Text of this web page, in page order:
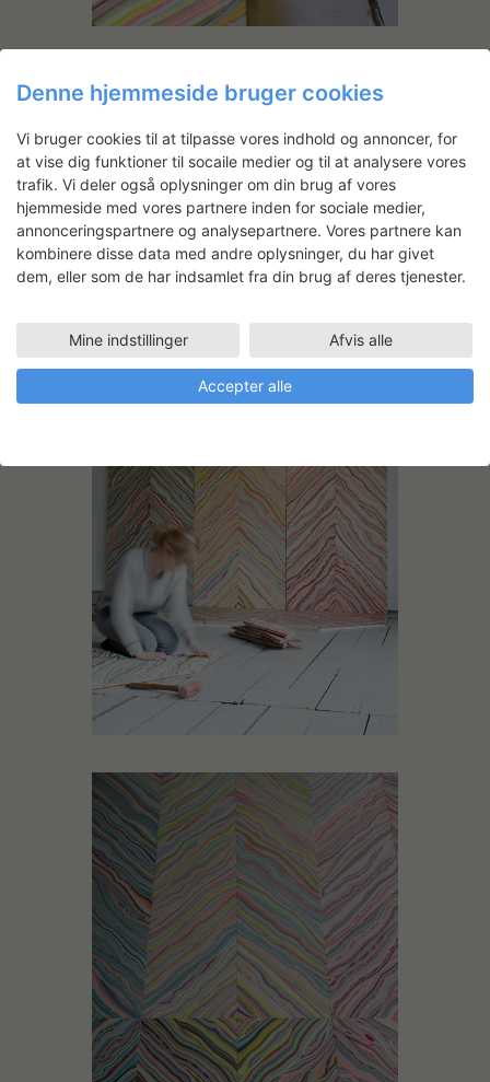
Denne hjemmeside bruger cookies
Vi bruger cookies til at tilpasse vores indhold og annoncer, for
at vise dig funktioner til socaile medier og til at analysere vores
trafik. Vi deler også oplysninger om din brug af vores
hjemmeside med vores partnere inden for sociale medier,
annonceringspartnere og analysepartnere. Vores partnere kan
kombinere disse data med andre oplysninger, du har givet
dem, eller som de har indsamlet fra din brug af deres tjenester.
Mine indstillinger Afvis alle
Accepter alle